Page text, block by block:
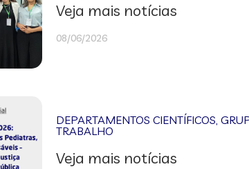
Veja mais notícias
08/06/2026
DEPARTAMENTOS CIENTÍFICOS,
TRABALHO
Veja mais notícias